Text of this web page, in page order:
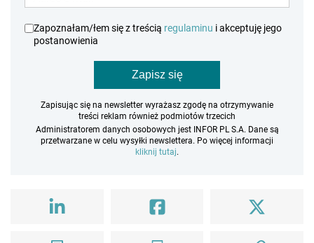
Zapoznałam/łem się z treścią regulaminu i akceptuję jego
postanowienia
Zapisz się
Zapisując się na newsletter wyrażasz zgodę na otrzymywanie
treści reklam również podmiotów trzecich
Administratorem danych osobowych jest INFOR PL S.A. Dane są
przetwarzane w celu wysyłki newslettera. Po więcej informacji
kliknij tutaj.